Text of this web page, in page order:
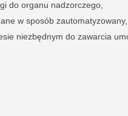
do organu nadzorczego,
w sposób zautomatyzowany,
niezbędnym do zawarcia